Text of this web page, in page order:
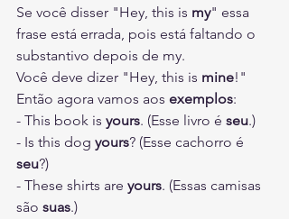
Se você disser "Hey, this is my" essa
frase está errada, pois está faltando o
substantivo depois de my.
Você deve dizer "Hey, this is mine!"
Então agora vamos aos exemplos:
- This book is yours. (Esse livro é seu.)
- Is this dog yours? (Esse cachorro é
seu?)
- These shirts are yours. (Essas camisas
são suas.)